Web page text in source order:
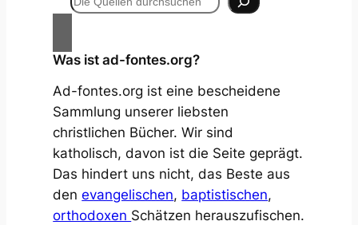
Was ist ad-fontes.org?
Ad-fontes.org ist eine bescheidene
Sammlung unserer liebsten
christlichen Bücher. Wir sind
katholisch, davon ist die Seite geprägt.
Das hindert uns nicht, das Beste aus
denevangelischen, baptistischen,
orthodoxen Schätzen herauszufischen.